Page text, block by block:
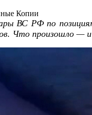
Копии
ВС РФ по
Что произошло —